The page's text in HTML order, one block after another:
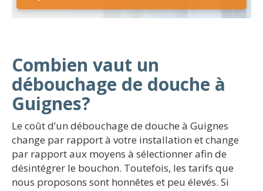
Combien vaut un
débouchage de douche à
Guignes?
Le coût d’un débouchage de douche à Guignes
change par rapport à votre installation et change
par rapport aux moyens à sélectionner afin de
désintégrer le bouchon. Toutefois, les tarifs que
nous proposons sont honnêtes et peu élevés. Si